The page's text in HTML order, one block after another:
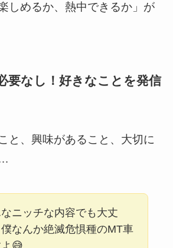
しめるか、熱中できるか」が
要なし！好きなことを発信
と、興味があること、大切に
なニッチな内容でも大丈
なんか絶滅危惧種のMT車
😅